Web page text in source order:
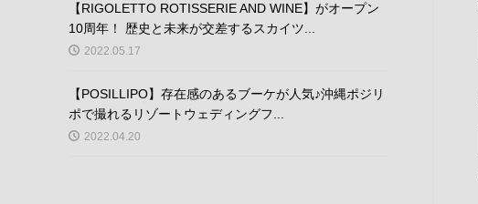
【RIGOLETTO ROTISSERIE AND WINE】がオープン
10周年！ 歴史と未来が交差するスカイツ...
2022.05.17
【POSILLIPO】存在感のあるブーケが人気♪沖縄ポジリ
ポで撮れるリゾートウェディングフ...
2022.04.20